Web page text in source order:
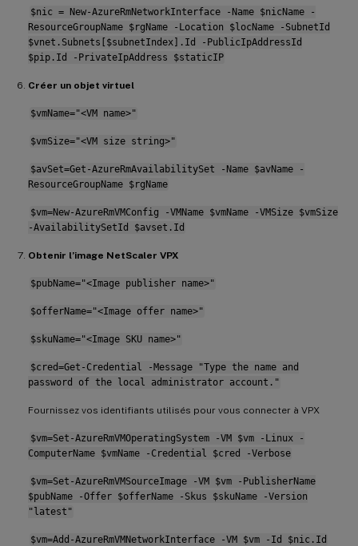
$nic = New-AzureRmNetworkInterface -Name $nicName -
ResourceGroupName $rgName -Location $locName -SubnetId
$vnet.Subnets[$subnetIndex].Id -PublicIpAddressId
$pip.Id -PrivateIpAddress $staticIP
Créer un objet virtuel
$vmName="<VM name>"
$vmSize="<VM size string>"
$avSet=Get-AzureRmAvailabilitySet -Name $avName -
ResourceGroupName $rgName
$vm=New-AzureRmVMConfig -VMName $vmName -VMSize $vmSize
-AvailabilitySetId $avset.Id
Obtenir l’image NetScaler VPX
$pubName="<Image publisher name>"
$offerName="<Image offer name>"
$skuName="<Image SKU name>"
$cred=Get-Credential -Message "Type the name and
password of the local administrator account."
Fournissez vos identifiants utilisés pour vous connecter à VPX
$vm=Set-AzureRmVMOperatingSystem -VM $vm -Linux -
ComputerName $vmName -Credential $cred -Verbose
$vm=Set-AzureRmVMSourceImage -VM $vm -PublisherName
$pubName -Offer $offerName -Skus $skuName -Version
"latest"
$vm=Add-AzureRmVMNetworkInterface -VM $vm -Id $nic.Id